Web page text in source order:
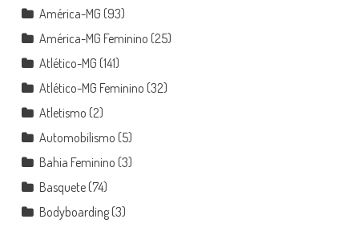
América-MG (93)
América-MG Feminino (25)
Atlético-MG (141)
Atlético-MG Feminino (32)
Atletismo (2)
Automobilismo (5)
Bahia Feminino (3)
Basquete(74)
Bodyboarding(3)